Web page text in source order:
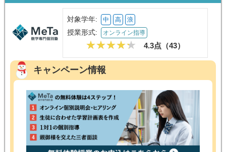
対象学年: 中 高 浪
授業形式: オンライン指導
4.3点（43）
キャンペーン情報